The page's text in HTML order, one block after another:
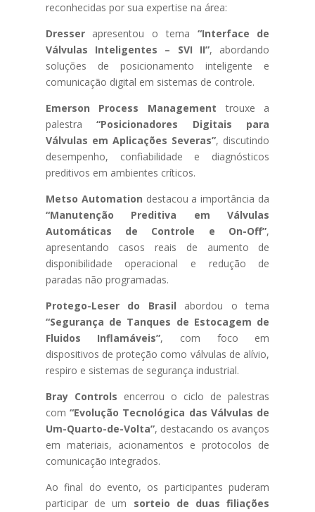
reconhecidas por sua expertise na área:
Dresserapresentou o tema “Interface de
Válvulas Inteligentes – SVI II”, abordando
soluções de posicionamento inteligente e
comunicação digital em sistemas de controle.
Emerson Process Management trouxe a
palestra“Posicionadores Digitais para
Válvulas em Aplicações Severas”, discutindo
desempenho, confiabilidade e diagnósticos
preditivos em ambientes críticos.
Metso Automation destacou a importância da
“Manutenção Preditiva em Válvulas
Automáticas de Controle e On-Off”,
apresentando casos reais de aumento de
disponibilidade operacional e redução de
paradas não programadas.
Protego-Leser do Brasil abordou o tema
“Segurança de Tanques de Estocagem de
Fluidos Inflamáveis”, com foco em
dispositivos de proteção como válvulas de alívio,
respiro e sistemas de segurança industrial.
Bray Controls encerrou o ciclo de palestras
com“Evolução Tecnológica das Válvulas de
Um-Quarto-de-Volta”, destacando os avanços
em materiais, acionamentos e protocolos de
comunicação integrados.
Ao final do evento, os participantes puderam
participar de um sorteio de duas filiações